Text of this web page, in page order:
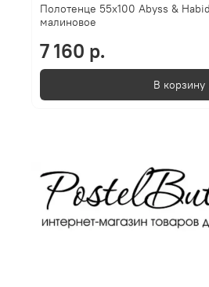
Полотенце 55х100 Abyss &
малиновое
7 160 р.
В корзину